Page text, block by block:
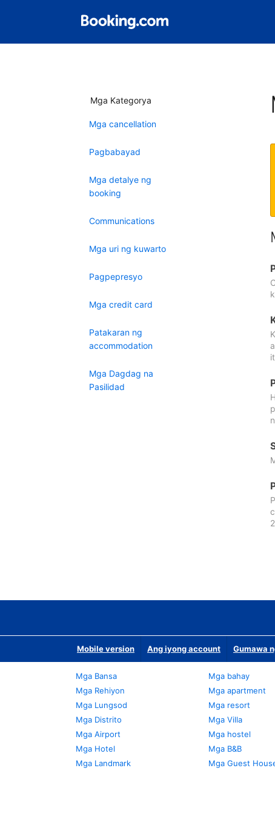
Mga Kategorya
Mga cancellation
Pagbabayad
Mga detalye ng
booking
Communications
Mga uri ng kuwarto
Pagpepresyo
Mga credit card
Patakaran ng
accommodation
Mga Dagdag na
Pasilidad
Mobile version Ang iyong account Gumawa
Mga Bansa
Mga Rehiyon
Mga Lungsod
Mga Distrito
Mga Airport
Mga Hotel
Mga Landmark
Mga bahay
Mga apartment
Mga resort
Mga Villa
Mga hostel
Mga B&B
Mga Guest